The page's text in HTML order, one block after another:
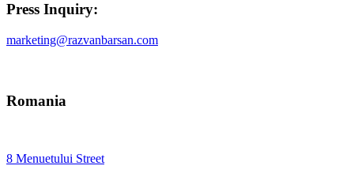
Press Inquiry:
marketing@razvanbarsan.com
Romania
8 Menuetului Street